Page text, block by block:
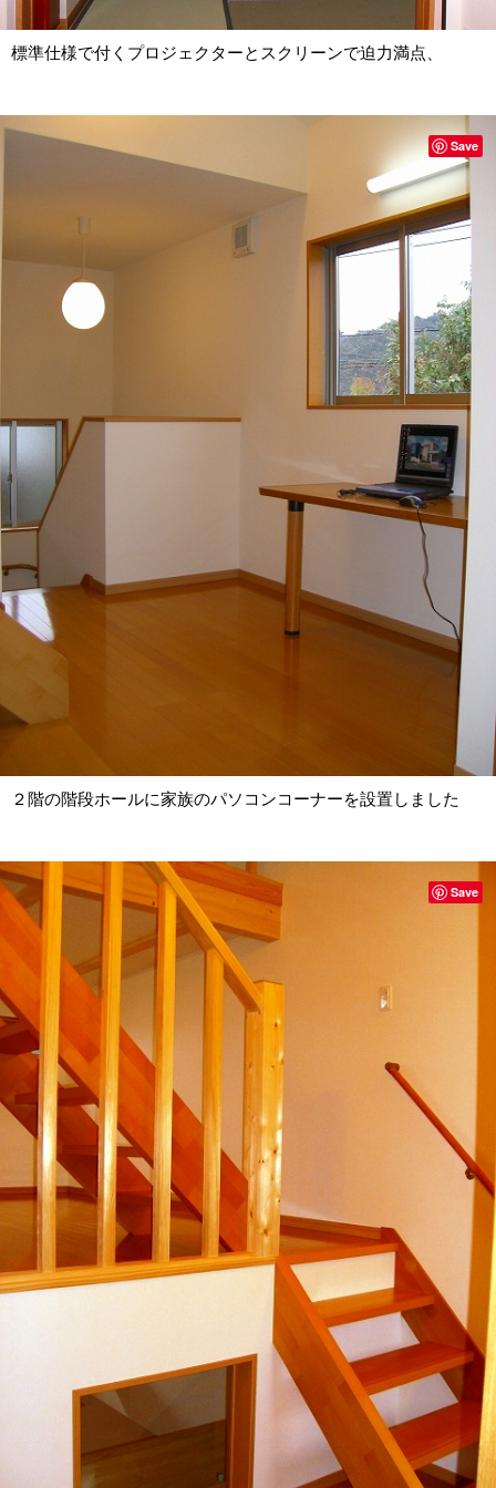
標準仕様で付くプロジェクターとスクリーンで迫力満点、
２階の階段ホールに家族のパソコンコーナーを設置しました
Save
Save